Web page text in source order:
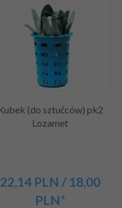
(do sztućców) pk2
Lozamet
22,14 PLN / 18,00
PLN*